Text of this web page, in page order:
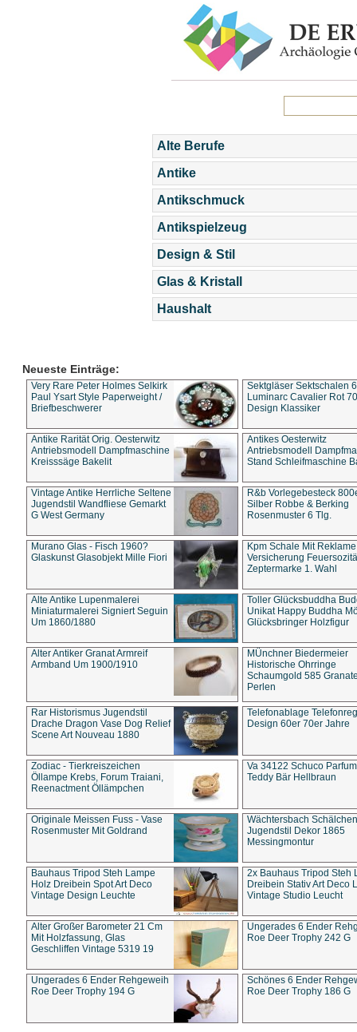
Alte Berufe
Antike
Antikschmuck
Antikspielzeug
Design & Stil
Glas & Kristall
Haushalt
Neueste Einträge:
Very Rare Peter Holmes Selkirk
Paul Ysart Style Paperweight /
Briefbeschwerer
Sektgläser Sektschalen
Luminarc Cavalier Rot
Design Klassiker
Antike Rarität Orig. Oesterwitz
Antriebsmodell Dampfmaschine
Kreisssäge Bakelit
Antikes Oesterwitz
Antriebsmodell
Stand Schleifmaschine
Vintage Antike Herrliche Seltene
Jugendstil Wandfliese Gemarkt
G West Germany
R&b Vorlegebesteck
Silber Robbe & Berking
Rosenmuster 6 Tlg.
Murano Glas - Fisch 1960?
Glaskunst Glasobjekt Mille Fiori
Kpm Schale Mit Reklame
Versicherung
Zeptermarke 1. Wahl
Alte Antike Lupenmalerei
Miniaturmalerei Signiert Seguin
Um 1860/1880
Toller Glücksbuddha
Unikat Happy Buddha
Glücksbringer Holzfigur
Alter Antiker Granat Armreif
Armband Um 1900/1910
MÜnchner Biedermeier
Historische Ohrringe
Schaumgold 585
Perlen
Rar Historismus Jugendstil
Drache Dragon Vase Dog Relief
Scene Art Nouveau 1880
Telefonablage
Design 60er 70er Jahre
Zodiac - Tierkreiszeichen
Öllampe Krebs, Forum Traiani,
Reenactment Öllämpchen
Va 34122 Schuco
Teddy Bär Hellbraun
Originale Meissen Fuss - Vase
Rosenmuster Mit Goldrand
Wächtersbach Schälchen
Jugendstil Dekor 1865
Messingmontur
Bauhaus Tripod Steh Lampe
Holz Dreibein Spot Art Deco
Vintage Design Leuchte
2x Bauhaus Tripod Steh
Dreibein Stativ Art Deco
Vintage Studio Leucht
Alter Großer Barometer 21 Cm
Mit Holzfassung, Glas
Geschliffen Vintage 5319 19
Ungerades 6 Ender
Roe Deer Trophy 242 G
Ungerades 6 Ender Rehgeweih
Roe Deer Trophy 194 G
Schönes 6 Ender
Roe Deer Trophy 186 G